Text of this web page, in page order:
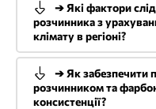
➔ Які фактори
розчинника з
клімату в регіоні?
➔ Як забезпечити
розчинником та
консистенції?